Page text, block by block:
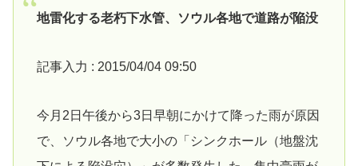
地雷化する老朽下水管、ソウル各地で道路が陥没
記事入力 : 2015/04/04 09:50
今月2日午後から3日早朝にかけて降った雨が原因
で、ソウル各地で大小の「シンクホール（地盤沈